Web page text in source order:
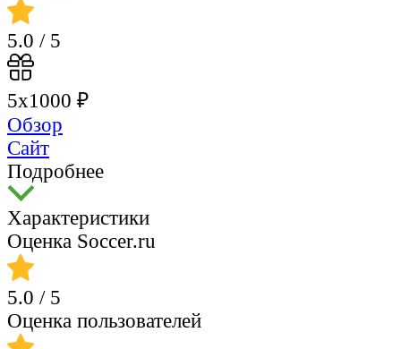
5.0 / 5
5х1000 ₽
Обзор
Сайт
Подробнее
Характеристики
Оценка Soccer.ru
5.0 / 5
Оценка пользователей